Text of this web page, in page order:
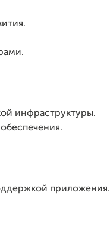
инфраструктуры.
приложения.